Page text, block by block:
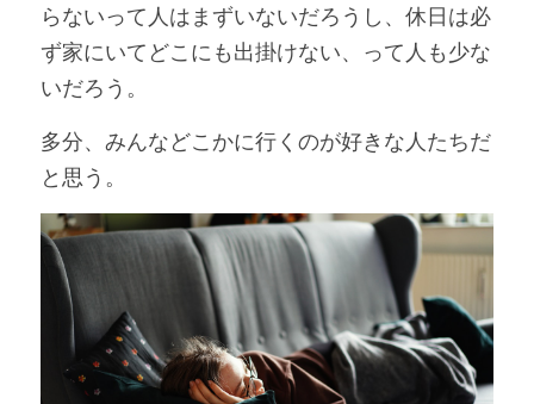
らないって人はまずいないだろうし、休日は必
ず家にいてどこにも出掛けない、って人も少な
いだろう。
多分、みんなどこかに行くのが好きな人たちだ
と思う。